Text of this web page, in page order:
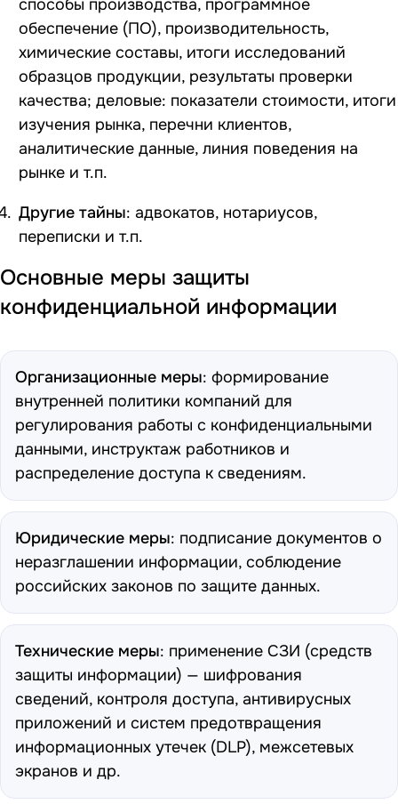
способы производства, программное
обеспечение (ПО), производительность,
химические составы, итоги исследований
образцов продукции, результаты проверки
качества; деловые: показатели стоимости, итоги
изучения рынка, перечни клиентов,
аналитические данные, линия поведения на
рынке и т.п.
Другие тайны: адвокатов, нотариусов,
переписки и т.п.
Основные меры защиты
конфиденциальной информации
Организационные меры: формирование
внутренней политики компаний для
регулирования работы с конфиденциальными
данными, инструктаж работников и
распределение доступа к сведениям.
Юридические меры: подписание документов о
неразглашении информации, соблюдение
российских законов по защите данных.
Технические меры: применение СЗИ (средств
защиты информации) — шифрования
сведений, контроля доступа, антивирусных
приложений и систем предотвращения
информационных утечек (DLP), межсетевых
экранов и др.